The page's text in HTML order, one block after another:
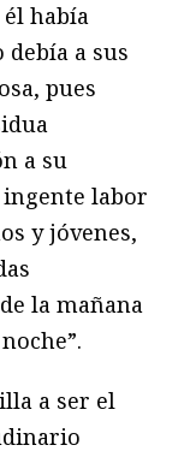
había
a sus
pues
a su
labor
y jóvenes,
la mañana
a ser el